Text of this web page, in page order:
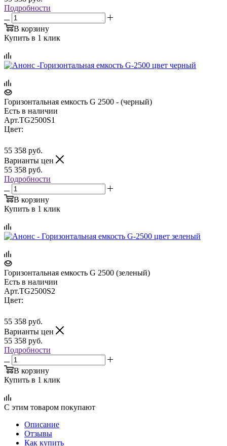
Подробности
В корзину
Купить в 1 клик
Горизонтальная емкость G 2500 - (черный)
Есть в наличии
Арт.TG2500S1
Цвет:
55 358 руб.
Варианты цен
55 358 руб.
Подробности
В корзину
Купить в 1 клик
Горизонтальная емкость G 2500 (зеленый)
Есть в наличии
Арт.TG2500S2
Цвет:
55 358 руб.
Варианты цен
55 358 руб.
Подробности
В корзину
Купить в 1 клик
С этим товаром покупают
Описание
Отзывы
Как купить